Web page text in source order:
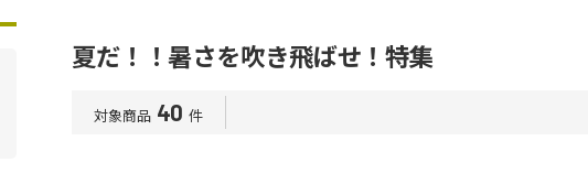
夏だ！！暑さを吹き飛ばせ！特集
対象商品 40 件